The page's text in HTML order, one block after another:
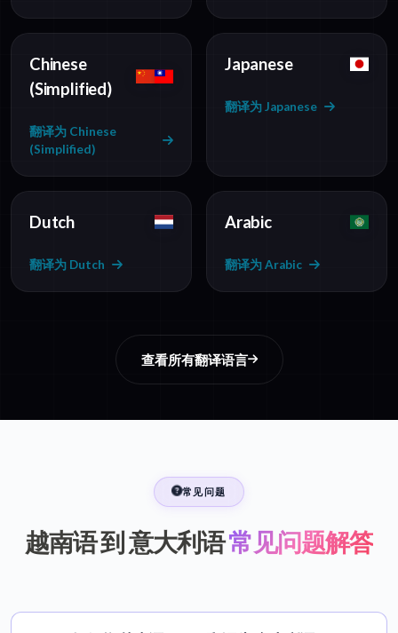
Chinese
(Simplified)
翻译为 Chinese
(Simplified)
Japanese
翻译为 Japanese
Dutch
翻译为 Dutch
Arabic
翻译为 Arabic
查看所有翻译语言
常见问题
越南语 到 意大利语常见问题解答